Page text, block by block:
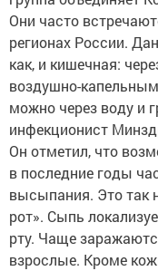
Они часто
регионах России.
как, и кишечная:
воздушно-
можно через воду и
инфекционист
Он отметил, что
в последние годы
высыпания. Это так
рот». Сыпь
рту. Чаще
взрослые. Кроме